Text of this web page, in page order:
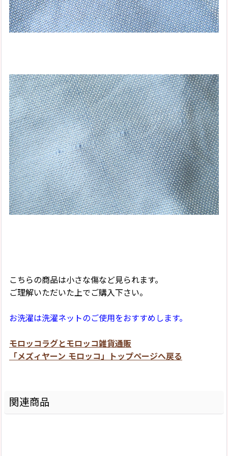
こちらの商品は小さな傷など見られます。
ご理解いただいた上でご購入下さい。
お洗濯は洗濯ネットのご使用をおすすめします。
モロッコラグとモロッコ雑貨通販
「メズィヤーン モロッコ」トップページへ戻る
関連商品